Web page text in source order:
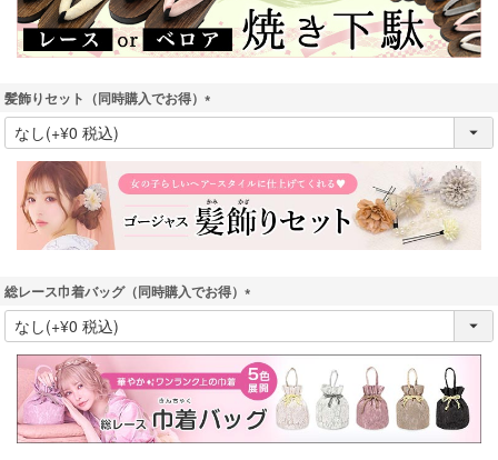
髪飾りセット（同時購入でお得）
(
必
)
総レース巾着バッグ（同時購入でお得）
(
必
須
)